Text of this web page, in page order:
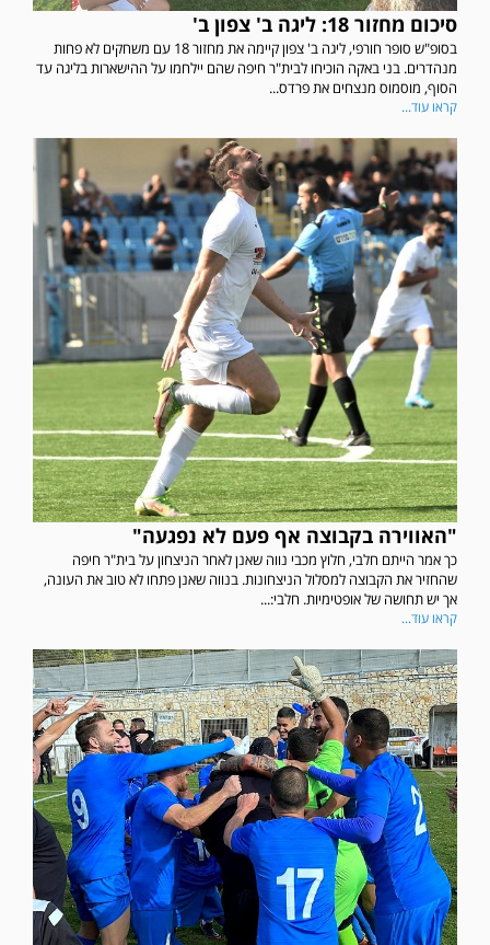
סיכום מחזור 18: ליגה ב' צפון ב'
בסופ"ש סופר חורפי, ליגה ב' צפון קיימה את מחזור 18 עם משחקים לא פחות
מנהדרים. בני באקה הוכיחו לבית"ר חיפה שהם יילחמו על ההישארות בליגה עד
הסוף, מוסמוס מנצחים את פרדס...
קראו עוד...
"האווירה בקבוצה אף פעם לא נפגעה"
כך אמר הייתם חלבי, חלוץ מכבי נווה שאנן לאחר הניצחון על בית"ר חיפה
שהחזיר את הקבוצה למסלול הניצחונות. בנווה שאנן פתחו לא טוב את העונה,
אך יש תחושה של אופטימיות. חלבי:...
קראו עוד...